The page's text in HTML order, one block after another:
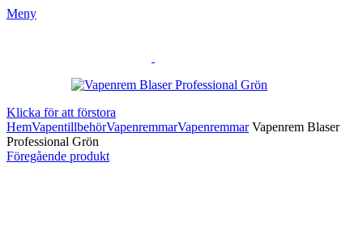
Meny
Klicka för att förstora
HemVapentillbehörVapenremmarVapenremmarVapenrem Blaser
Professional Grön
Föregående produkt